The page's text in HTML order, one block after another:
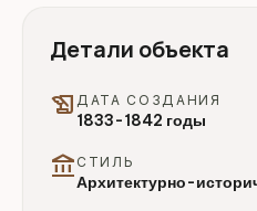
Детали объекта
history_edu ДАТА СОЗДАНИЯ
1833-1842 годы
account_balance СТИЛЬ
Архитектурно-